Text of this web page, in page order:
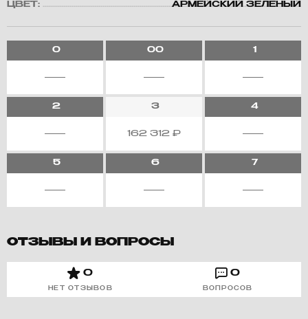
ЦВЕТ: АРМЕЙСКИЙ ЗЕЛЕНЫЙ
0 00 1
2 3
162 312 ₽
4
5 6 7
ОТЗЫВЫ И ВОПРОСЫ
0
НЕТ ОТЗЫВОВ
0
ВОПРОСОВ